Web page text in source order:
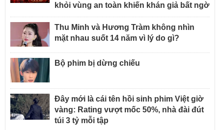
khỏi vùng an toàn khiến khán giả bất ngờ
Thu Minh và Hương Tràm không nhìn
mặt nhau suốt 14 năm vì lý do gì?
Bộ phim bị dừng chiếu
Đây mới là cái tên hồi sinh phim Việt giờ
vàng: Rating vượt mốc 50%, nhà đài đút
túi 3 tỷ mỗi tập